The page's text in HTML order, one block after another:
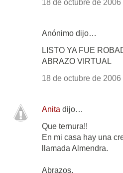
18 de octubre de 2006
Anónimo dijo…
LISTO YA FUE
ABRAZO VIRTUAL
18 de octubre de 2006
Anita dijo…
Que ternura!!
En mi casa hay una
llamada Almendra.
Abrazos.